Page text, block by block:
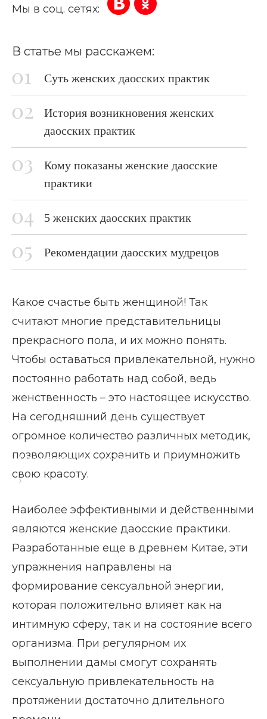
Главная страница
Блог
Женские даосские практики
Мы в соц. сетях:
В статье мы расскажем:
Суть женских даосских практик
История возникновения женских
даосских практик
Кому показаны женские даосские
практики
5 женских даосских практик
Рекомендации даосских мудрецов
Какое счастье быть женщиной! Так
считают многие представительницы
прекрасного пола, и их можно понять.
Чтобы оставаться привлекательной, нужно
постоянно работать над собой, ведь
женственность – это настоящее искусство.
На сегодняшний день существует
огромное количество различных методик,
позволяющих сохранить и приумножить
свою красоту.
Наиболее эффективными и действенными
являются женские даосские практики.
Разработанные еще в древнем Китае, эти
упражнения направлены на
формирование сексуальной энергии,
которая положительно влияет как на
интимную сферу, так и на состояние всего
организма. При регулярном их
выполнении дамы смогут сохранять
сексуальную привлекательность на
протяжении достаточно длительного